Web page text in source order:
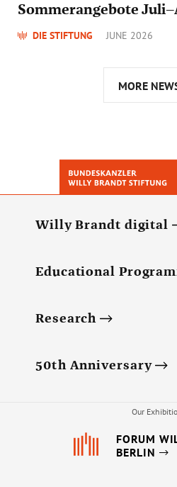
Sommerangebote
DIE STIFTUNG JUNE 2026
MORE
Willy Brandt digital
Educational
Research
50th Anniversary
Our
FORUM
BERLIN